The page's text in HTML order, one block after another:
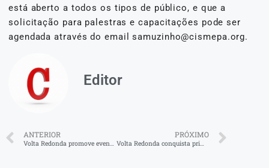
está aberto a todos os tipos de público, e que a
solicitação para palestras e capacitações pode ser
agendada através do email samuzinho@cismepa.org.
Editor
ANTERIOR
Volta Redonda promove evento sobre inclusão das pessoas com deficiência e reabilitadas no mercado de trabalho
PRÓXIMO
Volta Redonda conquista primeiro lugar na etapa regional do II Prêmio Magda Soares: Transformando Vidas pela Leitura